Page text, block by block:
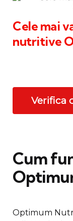
Cele mai
nutritive
Verifica
Cum
Optimum